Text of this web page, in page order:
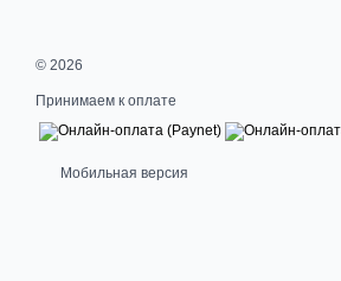
© 2026
Принимаем к оплате
Мобильная версия